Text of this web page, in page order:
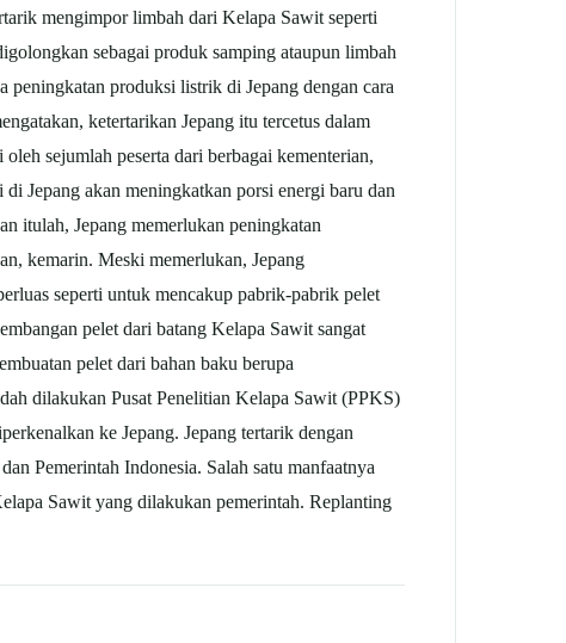
mengimpor limbah dari Kelapa Sawit seperti
sebagai produk samping ataupun limbah
peningkatan produksi listrik di Jepang dengan cara
ketertarikan Jepang itu tercetus dalam
sejumlah peserta dari berbagai kementerian,
Jepang akan meningkatkan porsi energi baru dan
itulah, Jepang memerlukan peningkatan
kemarin. Meski memerlukan, Jepang
seperti untuk mencakup pabrik-pabrik pelet
pelet dari batang Kelapa Sawit sangat
pelet dari bahan baku berupa
dilakukan Pusat Penelitian Kelapa Sawit (PPKS)
ke Jepang. Jepang tertarik dengan
Pemerintah Indonesia. Salah satu manfaatnya
Sawit yang dilakukan pemerintah. Replanting